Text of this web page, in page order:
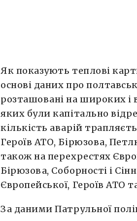
Як показують теплові
основі даних про
розташовані на широких і
яких були капітально
кількість аварій
Героїв АТО, Бірюзова,
також на перехрестях
Бірюзова, Соборності і
Європейської, Героїв АТО
За даними Патрульної